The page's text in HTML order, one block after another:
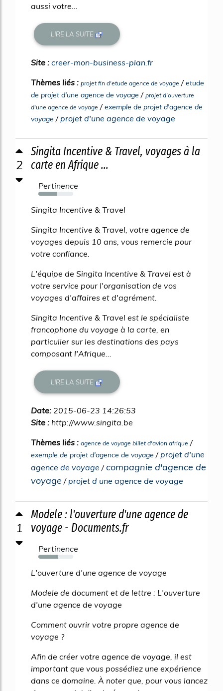
aussi votre...
LIRE LA SUITE
Site : creer-mon-business-plan.fr
Thèmes liés : projet fin d'etude agence de voyage /etude
de projet d'une agence de voyage / projet d'ouverture
d'une agence de voyage /exemple de projet d'agence de
voyage / projet d'une agence de voyage
2
Singita Incentive & Travel, voyages à la
carte en Afrique ...
Pertinence
53%
Singita Incentive & Travel
Singita Incentive & Travel, votre agence de
voyages depuis 10 ans, vous remercie pour
votre confiance.
L'équipe de Singita Incentive & Travel est à
votre service pour l'organisation de vos
voyages d'affaires et d'agrément.
Singita Incentive & Travel est le spécialiste
francophone du voyage à la carte, en
particulier sur les destinations des pays
composant l'Afrique...
LIRE LA SUITE
Date: 2015-06-23 14:26:53
Site : http://www.singita.be
Thèmes liés : agence de voyage billet d'avion afrique /
exemple de projet d'agence de voyage / projet d'une
agence de voyage /compagnie d'agence de
voyage / projet d une agence de voyage
1
Modele : l'ouverture d'une agence de
voyage - Documents.fr
Pertinence
57%
L'ouverture d'une agence de voyage
Modele de document et de lettre : L'ouverture
d'une agence de voyage
Comment ouvrir votre propre agence de
voyage ?
Afin de créer votre agence de voyage, il est
important que vous possédiez une expérience
dans ce domaine. À noter que, pour vous lancez